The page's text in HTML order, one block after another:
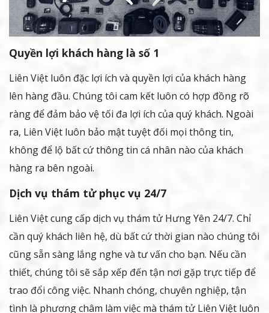
Quyền lợi khách hàng là số 1
Liên Việt luôn đặc lợi ích và quyền lợi của khách hàng
lên hàng đầu. Chúng tôi cam kết luôn có hợp đồng rõ
ràng để đảm bảo vệ tối đa lợi ích của quý khách. Ngoài
ra, Liên Việt luôn bảo mật tuyệt đối mọi thông tin,
không để lộ bất cứ thông tin cá nhân nào của khách
hàng ra bên ngoài.
Dịch vụ thám tử phục vụ 24/7
Liên Việt cung cấp dịch vụ thám tử Hưng Yên 24/7. Chỉ
cần quý khách liên hệ, dù bất cứ thời gian nào chúng tôi
cũng sẵn sàng lắng nghe và tư vấn cho bạn. Nếu cần
thiết, chúng tôi sẽ sắp xếp đến tận nơi gặp trực tiếp để
trao đổi công việc. Nhanh chóng, chuyên nghiệp, tận
tình là phương châm làm việc mà thám tử Liên Việt luôn